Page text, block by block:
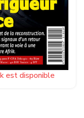
est disponible